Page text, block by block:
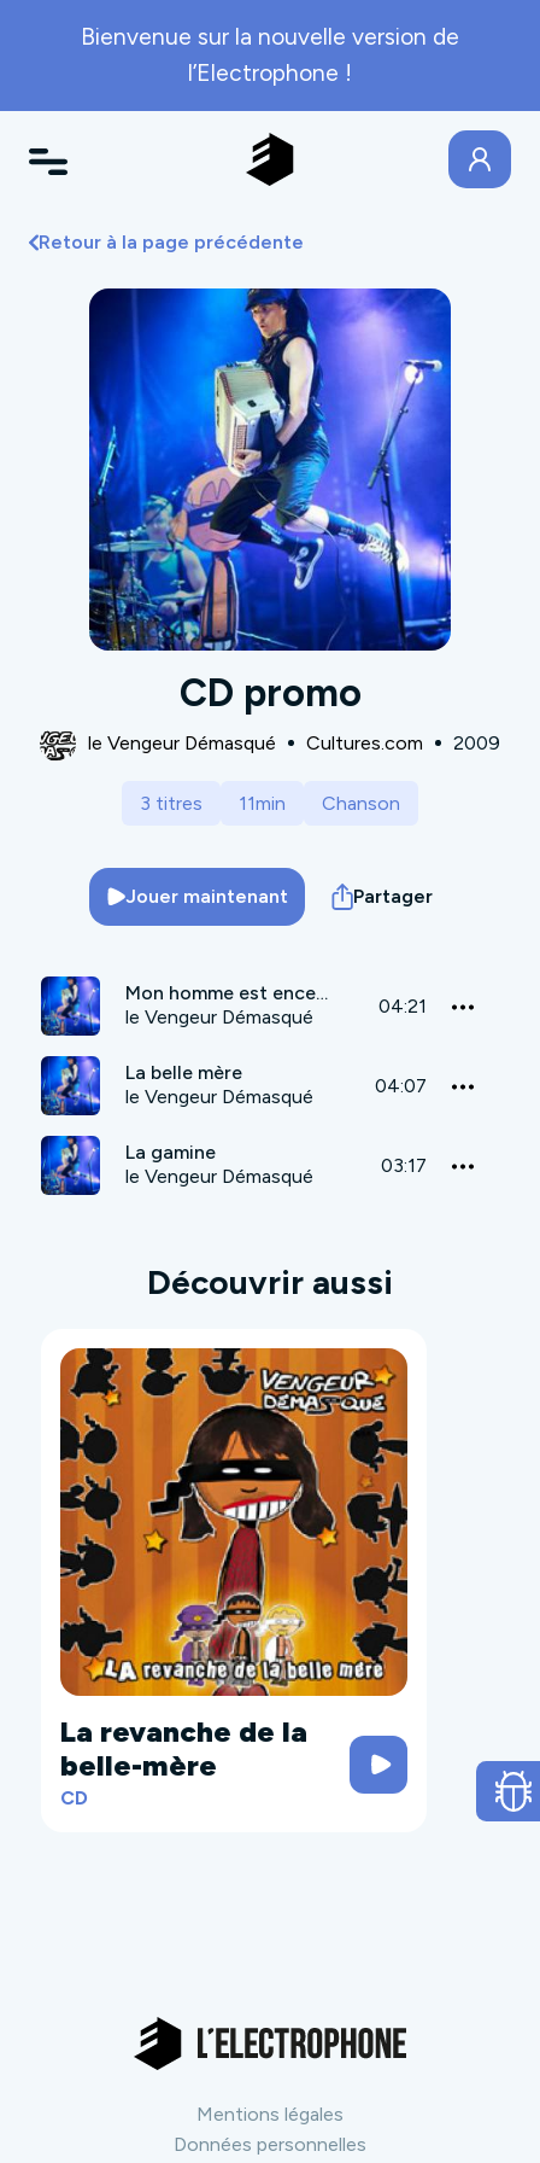
Bienvenue sur la nouvelle version de
l’Electrophone !
Retour à la page précédente
CD promo
le Vengeur Démasqué Cultures.com 2009
3 titres 11min Chanson
Jouer maintenant Partager
Mon homme est enceinte
le Vengeur Démasqué
04:21
La belle mère
le Vengeur Démasqué
04:07
La gamine
le Vengeur Démasqué
03:17
Découvrir aussi
La revanche de la
belle-mère
CD
Mentions légales
Données personnelles